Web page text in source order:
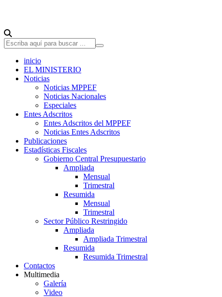
inicio
EL MINISTERIO
Noticias
Noticias MPPEF
Noticias Nacionales
Especiales
Entes Adscritos
Entes Adscritos del MPPEF
Noticias Entes Adscritos
Publicaciones
Estadísticas Fiscales
Gobierno Central Presupuestario
Ampliada
Mensual
Trimestral
Resumida
Mensual
Trimestral
Sector Público Restringido
Ampliada
Ampliada Trimestral
Resumida
Resumida Trimestral
Contactos
Multimedia
Galería
Video